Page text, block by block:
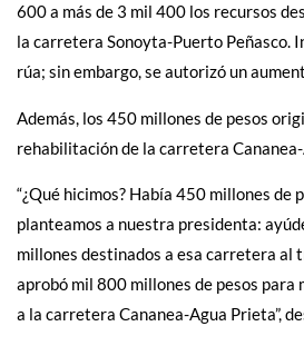
600 a más de 3 mil 400 los recursos
la carretera Sonoyta-Puerto Peñasco.
rúa; sin embargo, se autorizó un
Además, los 450 millones de pesos
rehabilitación de la carretera
“¿Qué hicimos? Había 450 millones
planteamos a nuestra presidenta:
millones destinados a esa carretera al
aprobó mil 800 millones de pesos
a la carretera Cananea-Agua Prieta”,